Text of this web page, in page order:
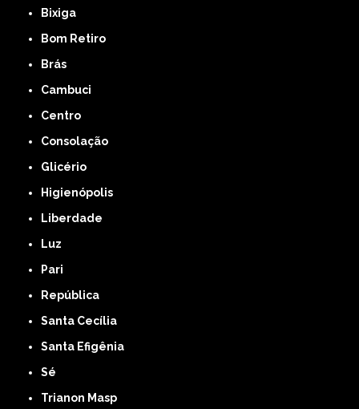
Bixiga
Bom Retiro
Brás
Cambuci
Centro
Consolação
Glicério
Higienópolis
Liberdade
Luz
Pari
República
Santa Cecília
Santa Efigênia
Sé
Trianon Masp